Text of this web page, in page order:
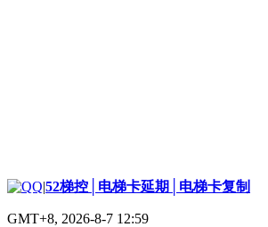
|52梯控│电梯卡延期│电梯卡复制
GMT+8, 2026-8-7 12:59